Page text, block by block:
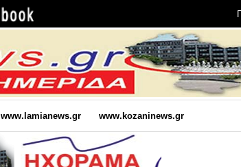
www.lamianews.gr www.kozaninews.gr